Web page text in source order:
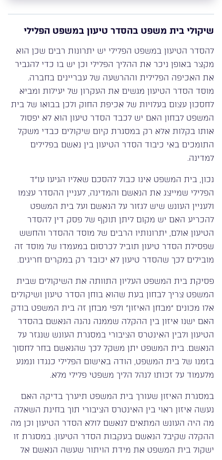
שיקולי בית משפט בהסדר טיעון במשפט הפלילי
להסדר הטיעון במשפט הפלילי יש יתרונות רבים שכן הוא
מקצר באופן ניכר את ההליך הפלילי וכן יש בו כדי להגביר
את האכיפה הפלילית וההרשעה של עבריינים בחברה.
מוסד הסדר הטיעון מגשים את העקרון של יעילות ומביא
לחסכון עצום בעלויות של אכיפת החוק ולכן בבואו של בית
המשפט לבחון האם יש לכבד הסדר טיעון הוא לא יפסול
אותו בקלות אלא רק במסגרת קיום שיקולים כבדי משקל
התומכים באי כיבוד הסדר הטיעון בין נאשם בפלילים
למדינה.
נכון, בית המשפט אינו כבול להסכם שאליו הגיעו עו”ד
הפלילי שמייצג את הנאשם והמדינה, לעניין ההסדר עצמו
ולעניין העונש שיש לגזור על הנאשם ועל בית המשפט
להכריע האם יש מקום ליתן תוקף של פסק דין להסדר
הטיעון אולם, יתרונותיו הרבים של מוסד ההסדר והחשש
שפסילת הסדר טיעון תוביל לכרסום במעמדו של מוסד זה
מובילים לכך שהסדר טיעון לא יכובד רק במקרים חריגים.
פסיקת בית המשפט העליון התוותה את השיקולים שבית
המשפט צריך לבחון בעת שהוא בוחן הסדר טיעון ושיקולים
אלו מכונים “מבחן האיזון” ולפי מבחן זה בית המשפט בודק
האם ישנו איזון בין ההקלה שממנה נהנה הנאשם בהסדר
הטיעון ולבין האינטרס הציבורי במסגרת העונש שנגזר על
הנאשם. בית המשפט יתן משקל לכך שהנאשם בחר לחסוך
בזמנו של בית המשפט, הודה באישום הפלילי כנגדו ונמנע
מלעמוד על זכותו לנהל הליך משפטי פלילי מלא.
במסגרת האיזון שעורך בית המשפט תיערך בדיקה האם
נעשה איזון ראוי בין האינטרס הציבורי תוך בחינת השאלה
מה היה העונש המתאים לנאשם לולא הסדר הטיעון וכן מה
ההקלה שקיבל הנאשם בעקבות הסדר הטיעון. במסגרת זו
ישקול בית המשפט את מידת הויתור שעשה הנאשם אל